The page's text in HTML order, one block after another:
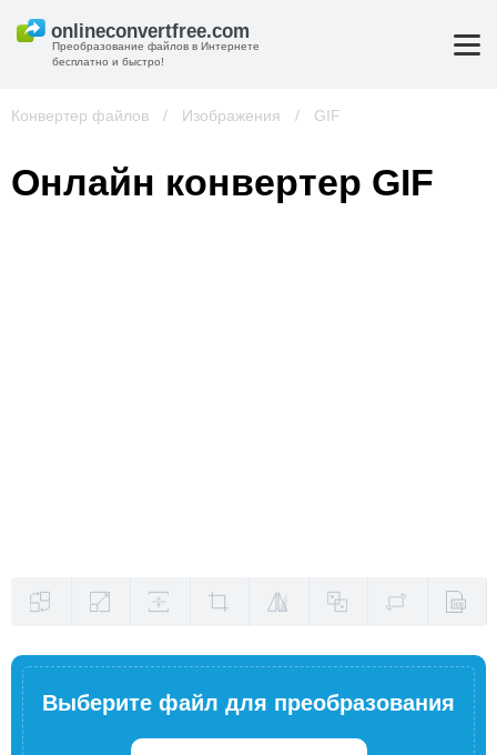
Преобразование файлов в Интернете
бесплатно и быстро!
Конвертер файлов / Изображения / GIF
Онлайн конвертер GIF
Выберите файл для преобразования